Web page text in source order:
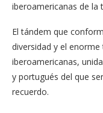
iberoamericanas de la
El tándem que
diversidad y el
iberoamericanas,
y portugués del que
recuerdo.